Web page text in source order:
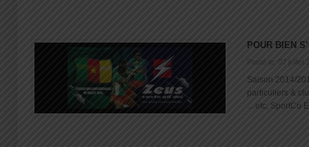
POUR BIEN
Posté le: 07 juillet
Saison 2014/
particuliers &
…etc, SportCo